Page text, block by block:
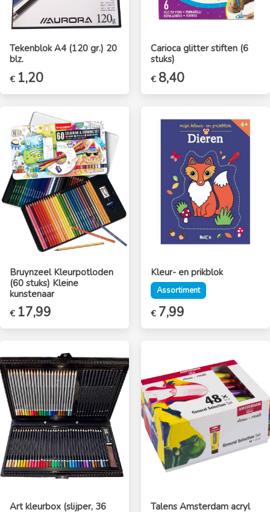
Tekenblok A4 (120 gr.) 20
blz.
Oorspronkelijke
€1,40.
€ 1,20
€1,20.
Carioca glitter stiften (6
stuks)
€ 8,40
Bruynzeel Kleurpotloden
(60 stuks) Kleine
kunstenaar
€ 17,99
Kleur- en prikblok
Assortiment
€ 7,99
Art kleurbox (slijper, 36
Talens Amsterdam acryl